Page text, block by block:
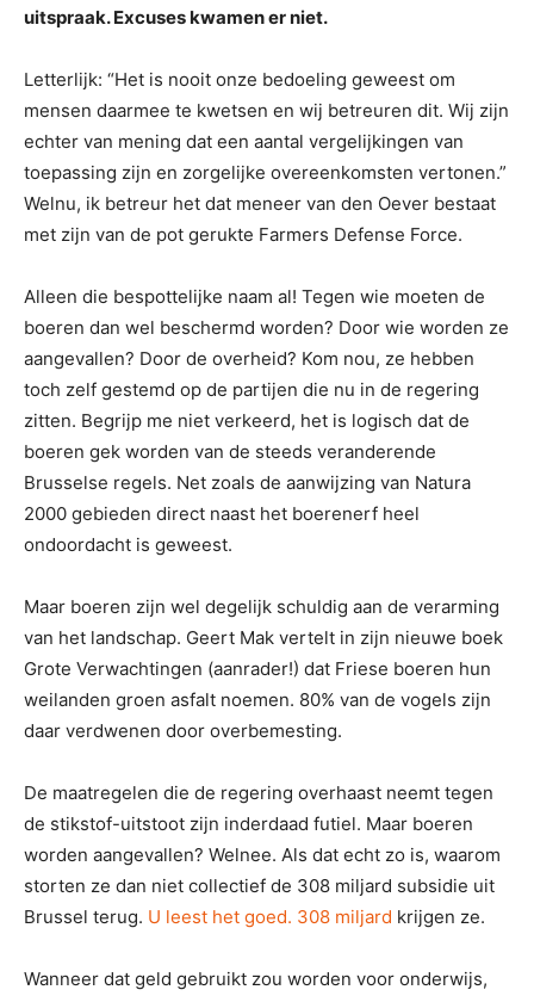
uitspraak. Excuses kwamen er niet.
Letterlijk: “Het is nooit onze bedoeling geweest om
mensen daarmee te kwetsen en wij betreuren dit. Wij zijn
echter van mening dat een aantal vergelijkingen van
toepassing zijn en zorgelijke overeenkomsten vertonen.”
Welnu, ik betreur het dat meneer van den Oever bestaat
met zijn van de pot gerukte Farmers Defense Force.
Alleen die bespottelijke naam al! Tegen wie moeten de
boeren dan wel beschermd worden? Door wie worden ze
aangevallen? Door de overheid? Kom nou, ze hebben
toch zelf gestemd op de partijen die nu in de regering
zitten. Begrijp me niet verkeerd, het is logisch dat de
boeren gek worden van de steeds veranderende
Brusselse regels. Net zoals de aanwijzing van Natura
2000 gebieden direct naast het boerenerf heel
ondoordacht is geweest.
Maar boeren zijn wel degelijk schuldig aan de verarming
van het landschap. Geert Mak vertelt in zijn nieuwe boek
Grote Verwachtingen (aanrader!) dat Friese boeren hun
weilanden groen asfalt noemen. 80% van de vogels zijn
daar verdwenen door overbemesting.
De maatregelen die de regering overhaast neemt tegen
de stikstof-uitstoot zijn inderdaad futiel. Maar boeren
worden aangevallen? Welnee. Als dat echt zo is, waarom
storten ze dan niet collectief de 308 miljard subsidie uit
Brussel terug. U leest het goed. 308 miljard krijgen ze.
Wanneer dat geld gebruikt zou worden voor onderwijs,